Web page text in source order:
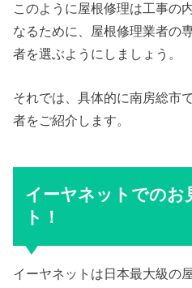
このように屋根修理は工事の
なるために、屋根修理業者の
者を選ぶようにしましょう。
それでは、具体的に南房総市
者をご紹介します。
イーヤネットでのお
ト！
イーヤネットは日本最大級の